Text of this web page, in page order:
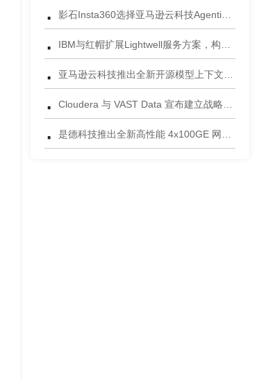
· 影石Insta360选择亚马逊云科技Agentic AI 正式发布一站式智能成片应用
·
·
·
·